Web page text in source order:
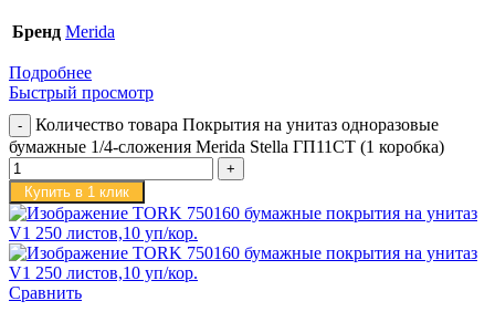
Бренд Merida
Подробнее
Быстрый просмотр
Количество товара Покрытия на унитаз одноразовые
бумажные 1/4-сложения Merida Stella ГП11СТ (1 коробка)
Купить в 1 клик
Сравнить